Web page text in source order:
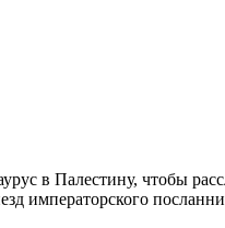
в Палестину, чтобы
императорского